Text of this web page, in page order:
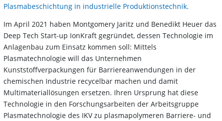
Plasmabeschichtung in industrielle Produktionstechnik.
Im April 2021 haben Montgomery Jaritz und Benedikt Heuer das
Deep Tech Start-up IonKraft gegründet, dessen Technologie im
Anlagenbau zum Einsatz kommen soll: Mittels
Plasmatechnologie will das Unternehmen
Kunststoffverpackungen für Barriereanwendungen in der
chemischen Industrie recycelbar machen und damit
Multimateriallösungen ersetzen. Ihren Ursprung hat diese
Technologie in den Forschungsarbeiten der Arbeitsgruppe
Plasmatechnologie des IKV zu plasmapolymeren Barriere- und